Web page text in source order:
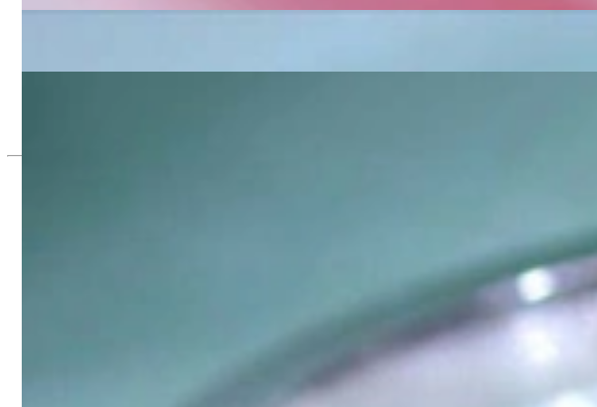
Hochwertiger Schmuck ist vor allem eine Frage des Vertrauens. Zugleich sollte er so einzigartig
Hochwertiger Schmuck ist mehr als „nur ein Accessoire“ - das ist nicht nur unsere Überzeugung,
gegründet, hatte meine Mutter und Gründerin Gabriela Pyka vor allem eines im Blick: Exklusive
erlesene Edelsteine und Perlen, erwuchs daraus 2002 unsere Online-Boutique für anspruchsvolle
Kunden aus Deutschland und der ganzen Welt ausschließlich online.
Dabei sind wir mehr als ein Juwelier, mehr als „bloß ein Onlineshop“. Wir führen keine Marken,